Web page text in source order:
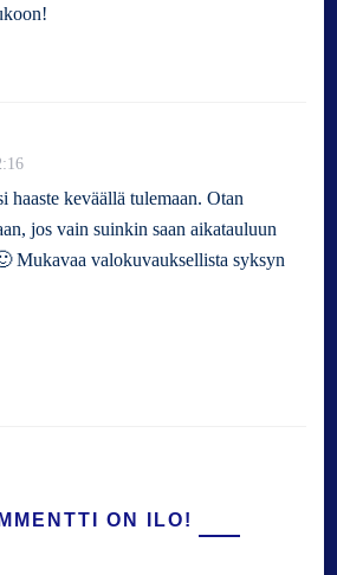
haaste keväällä tulemaan. Otan
jos vain suinkin saan aikatauluun
Mukavaa valokuvauksellista syksyn
ON ILO!